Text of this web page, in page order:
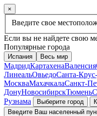
×
Введите свое
Если вы не найдете свою
Популярные города
Испания Весь мир
МадридКартахенаВаленсия
ЛинеальОвьедоСанта-
МоскваМахачкалаСанкт-
ДонуНовосибирскТюмень
Рузнама
Выберите город
Введите Ваш населенный